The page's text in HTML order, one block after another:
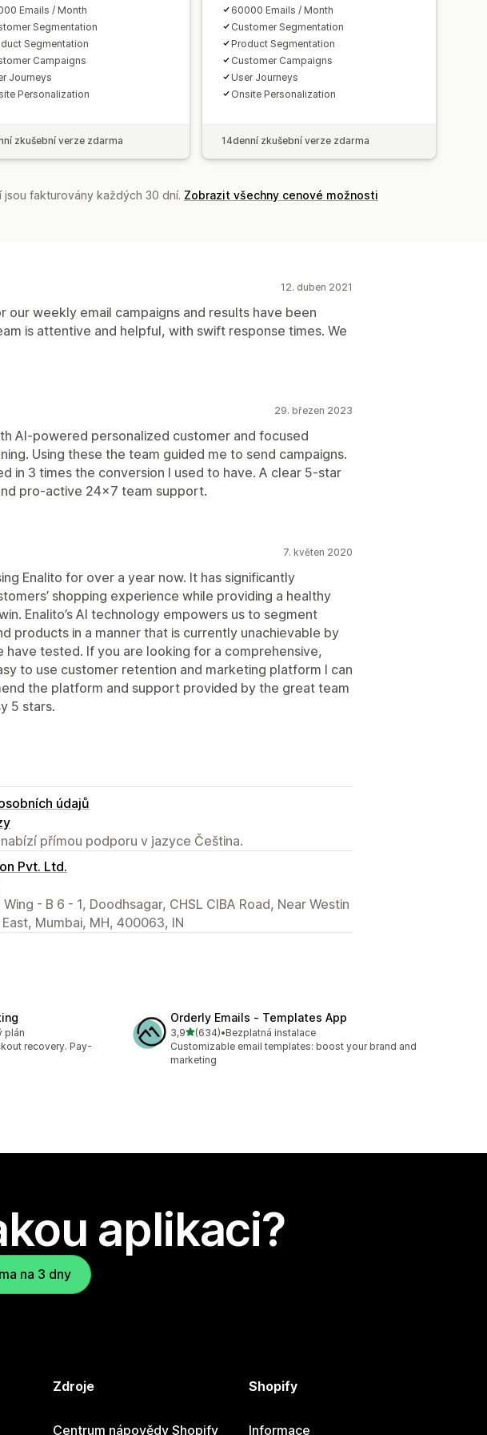
Emails / Month
Segmentation
Segmentation
Campaigns
Journeys
Personalization
zkušební verze zdarma
60000 Emails / Month
Customer Segmentation
Product Segmentation
Customer Campaigns
User Journeys
Onsite Personalization
14denní zkušební verze zdarma
fakturovány každých 30 dní. Zobrazit všechny cenové možnosti
12. duben 2021
our weekly email campaigns and results have been
is attentive and helpful, with swift response times. We
29. březen 2023
AI-powered personalized customer and focused
Using these the team guided me to send campaigns.
in 3 times the conversion I used to have. A clear 5-star
pro-active 24x7 team support.
7. květen 2020
Enalito for over a year now. It has significantly
shopping experience while providing a healthy
Enalito’s AI technology empowers us to segment
products in a manner that is currently unachievable by
have tested. If you are looking for a comprehensive,
to use customer retention and marketing platform I can
the platform and support provided by the great team
5 stars.
údajů
přímou podporu v jazyce Čeština.
Pvt. Ltd.
- B 6 - 1, Doodhsagar, CHSL CIBA Road, Near Westin
Mumbai, MH, 400063, IN
plán
recovery. Pay-
Orderly Emails ‑ Templates App
3,9z 5 hvězd
(634)
Celkový počet recenzí: 634
•Bezplatná instalace
Customizable email templates: boost your brand and
marketing
aplikaci?
na 3 dny
Zdroje
Centrum nápovědy Shopify
Shopify
Informace